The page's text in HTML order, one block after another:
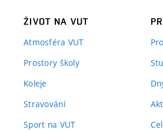
ŽIVOT NA VUT
Atmosféra VUT
Prostory školy
Koleje
Stravování
Sport na VUT